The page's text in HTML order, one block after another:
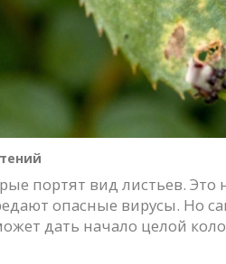
портят вид листьев.
опасные вирусы. Но
дать начало целой